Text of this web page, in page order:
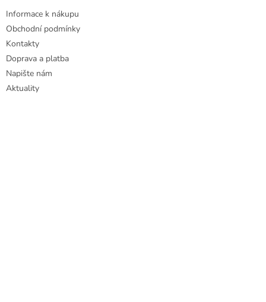
Informace k nákupu
Obchodní podmínky
Kontakty
Doprava a platba
Napište nám
Aktuality